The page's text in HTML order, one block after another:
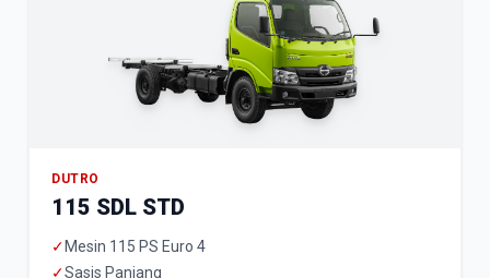
DUTRO
115 SDL STD
✓ Mesin 115 PS Euro 4
✓Sasis Panjang